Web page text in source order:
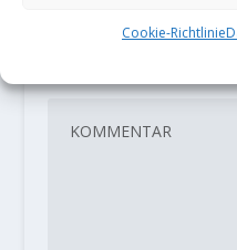
Cookie-Richtlinie
Deine E-Mail-
veröffentlicht.